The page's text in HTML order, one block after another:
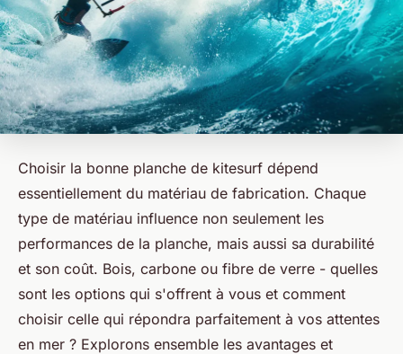
Choisir la bonne planche de kitesurf dépend
essentiellement du matériau de fabrication. Chaque
type de matériau influence non seulement les
performances de la planche, mais aussi sa durabilité
et son coût. Bois, carbone ou fibre de verre - quelles
sont les options qui s'offrent à vous et comment
choisir celle qui répondra parfaitement à vos attentes
en mer ? Explorons ensemble les avantages et